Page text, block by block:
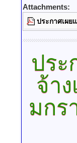
Attachments:
ประกาศเผย
ประ
จ้า
มกร